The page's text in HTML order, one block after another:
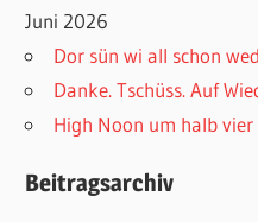
Juni 2026
Dor sün wi all schon
Danke. Tschüss. Auf
High Noon um halb vier
Beitragsarchiv